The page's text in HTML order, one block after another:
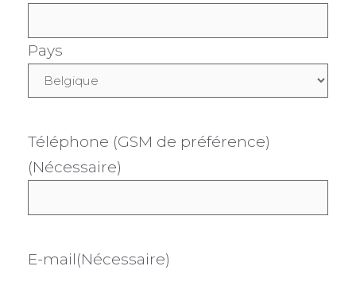
Pays
Téléphone (GSM de préférence)
(Nécessaire)
E-mail(Nécessaire)